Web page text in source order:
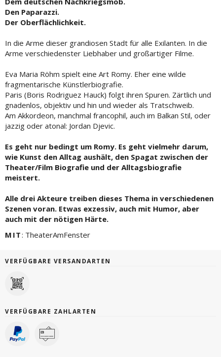
Den Paparazzi.
Der Oberflächlichkeit.
In die Arme dieser grandiosen Stadt für alle Exilanten. In die
Arme verschiedenster Liebhaber und großartiger Filme.
Eva Maria Röhm spielt eine Art Romy. Eher eine wilde
fragmentarische Künstlerbiografie.
Paris (Boris Rodriguez Hauck) folgt ihren Spuren. Zärtlich und
gnadenlos, objektiv und hin und wieder als Tratschweib.
Am Akkordeon, manchmal francophil, auch im Balkan Stil, oder
jazzig oder atonal: Jordan Djevic.
Es geht nur bedingt um Romy. Es geht vielmehr darum,
wie Kunst den Alltag aushält, den Spagat zwischen der
Theater/Film Biografie und der Alltagsbiografie
meistert.
Alle drei Akteure treiben dieses Thema in verschiedenen
Szenen voran. Etwas exzessiv, auch mit Humor, aber
auch mit der nötigen Härte.
MIT: TheaterAmFenster
VERFÜGBARE VERSANDARTEN
VERFÜGBARE ZAHLARTEN